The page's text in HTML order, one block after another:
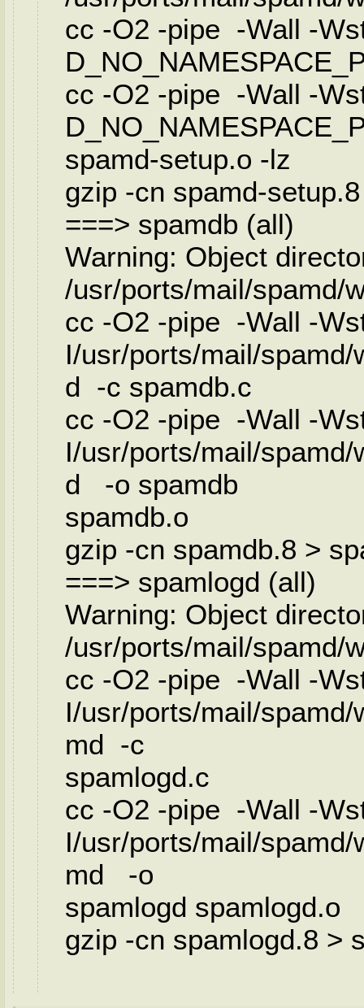
cc -O2 -pipe -Wall -
cc -O2 -pipe -Wall -
spamd-setup.o -lz
gzip -cn spamd-
===> spamdb (all)
Warning: Object
/usr/ports/mail/spamd/
cc -O2 -pipe -Wall -
I/usr/ports/mail/
d -c spamdb.c
cc -O2 -pipe -Wall -
I/usr/ports/mail/
d -o spamdb
spamdb.o
gzip -cn spamdb.8 >
===> spamlogd (all)
Warning: Object
/usr/ports/mail/spamd/
cc -O2 -pipe -Wall -
I/usr/ports/mail/
md -c
spamlogd.c
cc -O2 -pipe -Wall -
I/usr/ports/mail/
md -o
spamlogd spamlogd.o
gzip -cn spamlogd.8 >